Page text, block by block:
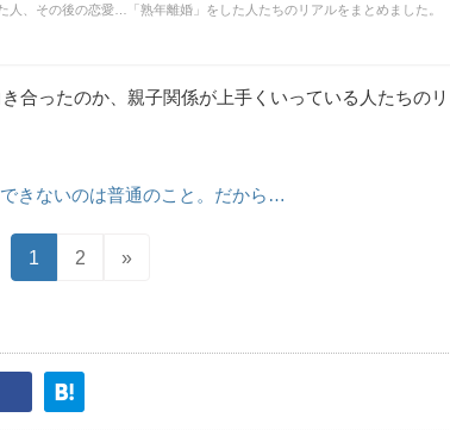
人、その後の恋愛…「熟年離婚」をした人たちのリアルをまとめました。
合ったのか、親子関係が上手くいっている人たちのリ
きないのは普通のこと。だから…
1 2 »